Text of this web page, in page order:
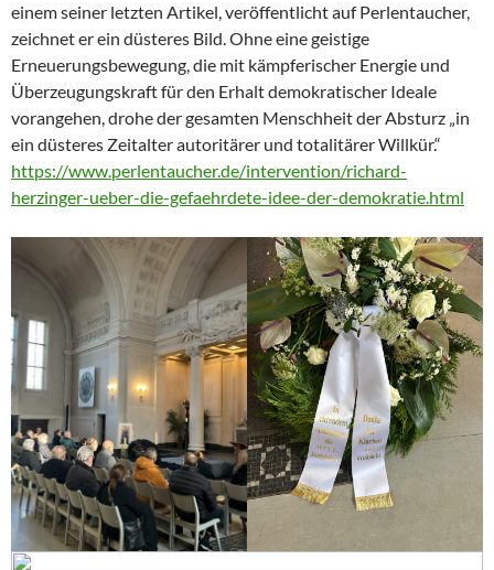
einem seiner letzten Artikel, veröffentlicht auf Perlentaucher,
zeichnet er ein düsteres Bild. Ohne eine geistige
Erneuerungsbewegung, die mit kämpferischer Energie und
Überzeugungskraft für den Erhalt demokratischer Ideale
vorangehen, drohe der gesamten Menschheit der Absturz „in
ein düsteres Zeitalter autoritärer und totalitärer Willkür.“
https://www.perlentaucher.de/intervention/richard-
herzinger-ueber-die-gefaehrdete-idee-der-demokratie.html